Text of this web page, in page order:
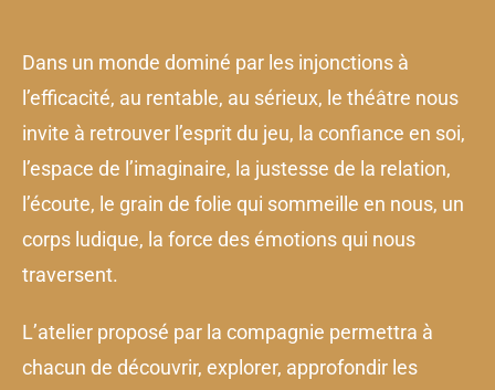
Dans un monde dominé par les injonctions à
l’efficacité, au rentable, au sérieux, le théâtre nous
invite à retrouver l’esprit du jeu, la confiance en soi,
l’espace de l’imaginaire, la justesse de la relation,
l’écoute, le grain de folie qui sommeille en nous, un
corps ludique, la force des émotions qui nous
traversent.
L’atelier proposé par la compagnie permettra à
chacun de découvrir, explorer, approfondir les